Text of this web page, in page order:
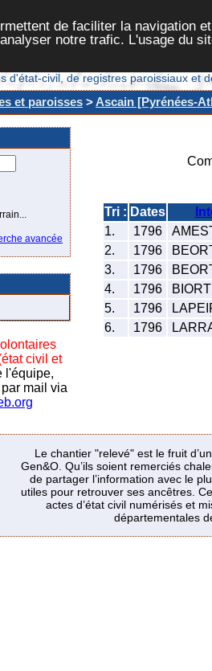
de faciliter la navigation
notre trafic. L'usage du
d'état-civil, de registres paroissiaux et
et paroisses >Ascain [Pyrénées-
avancée
civil et
l'équipe,
mail via
Tri : Dates
1.
1796
2.
1796
3.
1796
4.
1796
5.
1796
6.
1796
Le chantier "relevé" est le fruit
Gen&O. Qu’ils soient remerciés
de partager l’information avec le
utiles pour retrouver ses ancêtres.
actes d’état civil numérisés et
départementales